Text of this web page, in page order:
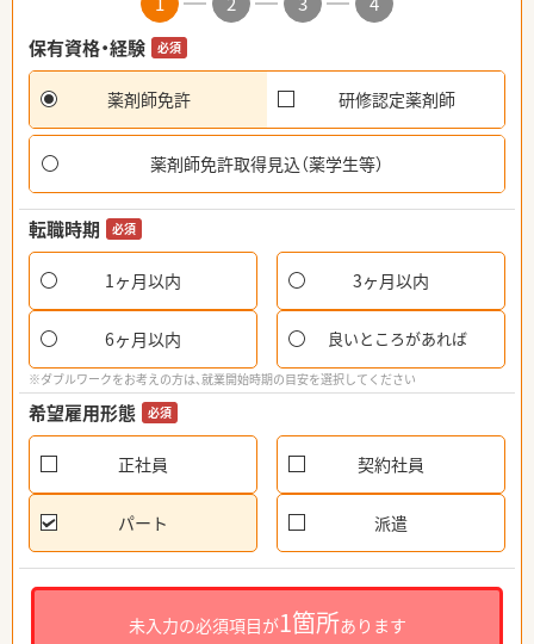
保有資格・経験
必須
薬剤師免許 研修認定薬剤師
薬剤師免許取得見込（薬学生等）
転職時期 必須
1ヶ月以内 3ヶ月以内
6ヶ月以内 良いところがあれば
※ダブルワークをお考えの方は、就業開始時期の目安を選択してください
希望雇用形態 必須
正社員 契約社員
パート 派遣
未入力の必須項目が1箇所あります